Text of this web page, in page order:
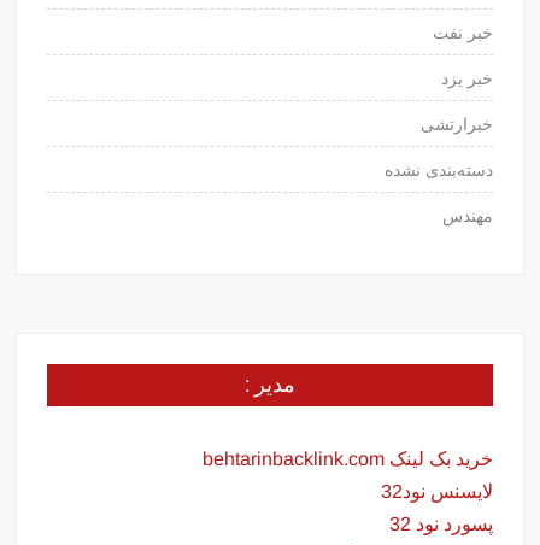
خبر نفت
خبر یزد
خبرارتشی
دسته‌بندی نشده
مهندس
مدیر :
خرید بک لینک behtarinbacklink.com
لایسنس نود32
پسورد نود 32